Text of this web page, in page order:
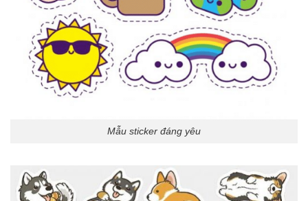
Mẫu sticker đáng yêu